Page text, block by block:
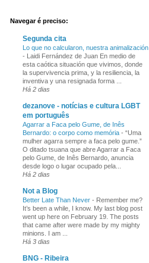
Navegar é preciso:
Segunda cita
Lo que no calcularon, nuestra animalización
- Laidi Fernández de Juan En medio de
esta caótica situación que vivimos, donde
la supervivencia prima, y la resiliencia, la
inventiva y una resignada forma ...
Há 2 dias
dezanove - notícias e cultura LGBT
em português
Agarrar a Faca pelo Gume, de Inês
Bernardo: o corpo como memória - “Uma
mulher agarra sempre a faca pelo gume.”
O ditado tsuana que abre Agarrar a Faca
pelo Gume, de Inês Bernardo, anuncia
desde logo o lugar ocupado pela...
Há 2 dias
Not a Blog
Better Late Than Never - Remember me?
It’s been a while, I know. My last blog post
went up here on February 19. The posts
that came after were made by my mighty
minions. I am ...
Há 3 dias
BNG - Ribeira